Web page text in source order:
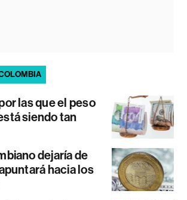
las que el peso
siendo tan
dejaría de
hacia los